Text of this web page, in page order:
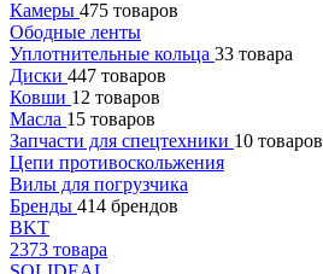
Камеры 475 товаров
Ободные ленты
Уплотнительные кольца 33 товара
Диски 447 товаров
Ковши 12 товаров
Масла 15 товаров
Запчасти для спецтехники 10 товаров
Цепи противоскольжения
Вилы для погрузчика
Бренды 414 брендов
BKT
2373 товара